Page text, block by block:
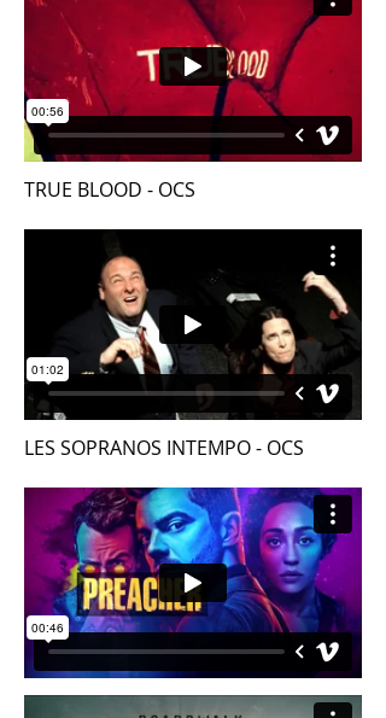
TRUE BLOOD - OCS
LES SOPRANOS INTEMPO - OCS